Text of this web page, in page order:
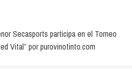
Secasports participa en el Torneo
Vital” por purovinotinto.com